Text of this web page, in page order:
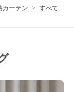
カーテン > すべて